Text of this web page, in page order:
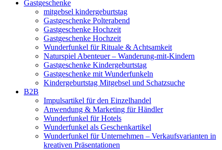
Gastgeschenke
mitgebsel kindergeburtstag
Gastgeschenke Polterabend
Gastgeschenke Hochzeit
Gastgeschenke Hochzeit
Wunderfunkel für Rituale & Achtsamkeit
Naturspiel Abenteuer – Wanderung-mit-Kindern
Gastgeschenke Kindergeburtstag
Gastgeschenke mit Wunderfunkeln
Kindergeburtstag Mitgebsel und Schatzsuche
B2B
Impulsartikel für den Einzelhandel
Anwendung & Marketing für Händler
Wunderfunkel für Hotels
Wunderfunkel als Geschenkartikel
Wunderfunkel für Unternehmen – Verkaufsvarianten in
kreativen Präsentationen